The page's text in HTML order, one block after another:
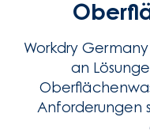
Workdry
an
Anforderungen